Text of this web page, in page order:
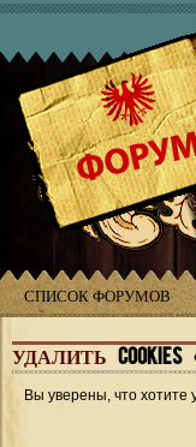
СПИСОК ФОРУМОВ
УДАЛИТЬ
Вы уверены, что